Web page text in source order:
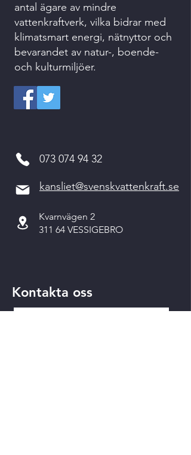
antal ägare av mindre
vattenkraftverk, vilka bidrar med
klimatsmart energi, nätnyttor och
bevarandet av natur-, boende-
och kulturmiljöer.
073 074 94 32
kansliet@svenskvattenkraft.se
Kvarnvägen 2
311 64 VESSIGEBRO
Kontakta oss